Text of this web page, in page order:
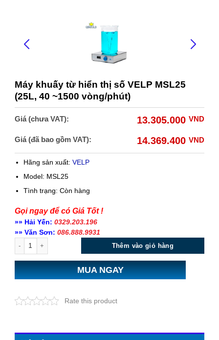
Máy khuấy từ hiển thị số VELP MSL25
(25L, 40 ~1500 vòng/phút)
Giá (chưa VAT): 13.305.000 VND
Giá (đã bao gồm VAT): 14.369.400 VND
Hãng sản xuất: VELP
Model: MSL25
Tình trạng: Còn hàng
Gọi ngay để có Giá Tốt !
»» Hải Yến: 0329.203.196
»» Văn Sơn: 086.888.9931
Thêm vào giỏ hàng
MUA NGAY
Rate this product